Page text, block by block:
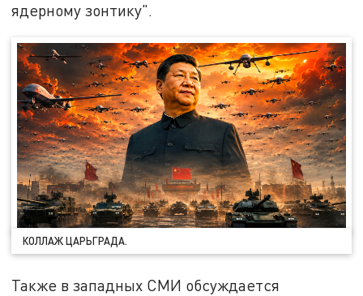
ядерному зонтику".
КОЛЛАЖ ЦАРЬГРАДА.
Также в западных СМИ обсуждается